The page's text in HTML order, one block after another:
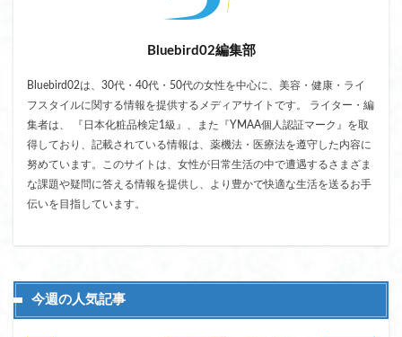
Bluebird02編集部
Bluebird02は、30代・40代・50代の女性を中心に、美容・健康・ライ
フスタイルに関する情報を提供するメディアサイトです。 ライター・編
集者は、 『日本化粧品検定1級』、また『YMAA個人認証マーク』を取
得しており、記載されている情報は、薬機法・医療法を遵守した内容に
努めています。このサイトは、女性が日常生活の中で遭遇するさまざま
な課題や疑問に答える情報を提供し、より豊かで快適な生活を送るお手
伝いを目指しています。
今週の人気記事